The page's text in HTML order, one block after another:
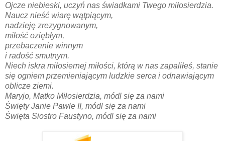
Ojcze niebieski, uczyń nas świadkami Twego miłosierdzia.
Naucz nieść wiarę wątpiącym,
nadzieję zrezygnowanym,
miłość oziębłym,
przebaczenie winnym
i radość smutnym.
Niech iskra miłosiernej miłości, którą w nas zapaliłeś, stanie
się ogniem przemieniającym ludzkie serca i odnawiającym
oblicze ziemi.
Maryjo, Matko Miłosierdzia, módl się za nami
Święty Janie Pawle II, módl się za nami
Święta Siostro Faustyno, módl się za nami